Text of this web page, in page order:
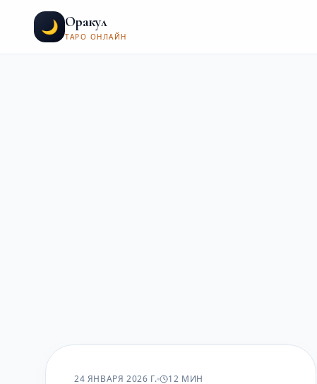
🌙 Оракул
ТАРО ОНЛАЙН
24 ЯНВАРЯ 2026 Г. 12 МИН